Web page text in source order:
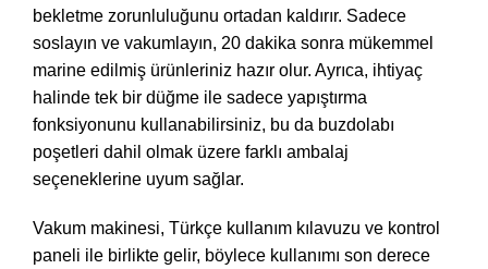
bekletme zorunluluğunu ortadan kaldırır. Sadece
soslayın ve vakumlayın, 20 dakika sonra mükemmel
marine edilmiş ürünleriniz hazır olur. Ayrıca, ihtiyaç
halinde tek bir düğme ile sadece yapıştırma
fonksiyonunu kullanabilirsiniz, bu da buzdolabı
poşetleri dahil olmak üzere farklı ambalaj
seçeneklerine uyum sağlar.
Vakum makinesi, Türkçe kullanım kılavuzu ve kontrol
paneli ile birlikte gelir, böylece kullanımı son derece